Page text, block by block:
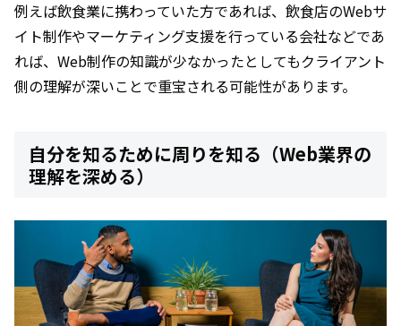
例えば飲食業に携わっていた方であれば、飲食店のWebサ
イト制作やマーケティング支援を行っている会社などであ
れば、Web制作の知識が少なかったとしてもクライアント
側の理解が深いことで重宝される可能性があります。
自分を知るために周りを知る（Web業界の
理解を深める）